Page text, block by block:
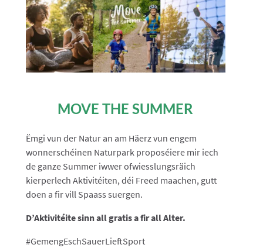
MOVE THE SUMMER
Ëmgi vun der Natur an am Häerz vun engem
wonnerschéinen Naturpark proposéiere mir iech
de ganze Summer iwwer ofwiesslungsräich
kierperlech Aktivitéiten, déi Freed maachen, gutt
doen a fir vill Spaass suergen.
D’Aktivitéite sinn all gratis a fir all Alter.
#GemengEschSauerLieftSport